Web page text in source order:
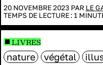
20 NOVEMBRE 2023 PAR LE
TEMPS DE LECTURE : 1
nature végétal
LIVRES